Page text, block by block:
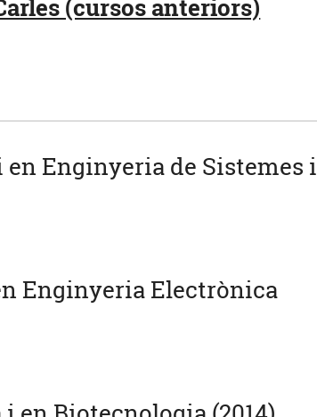
(cursos anteriors)
Enginyeria de Sistemes i
Enginyeria Electrònica